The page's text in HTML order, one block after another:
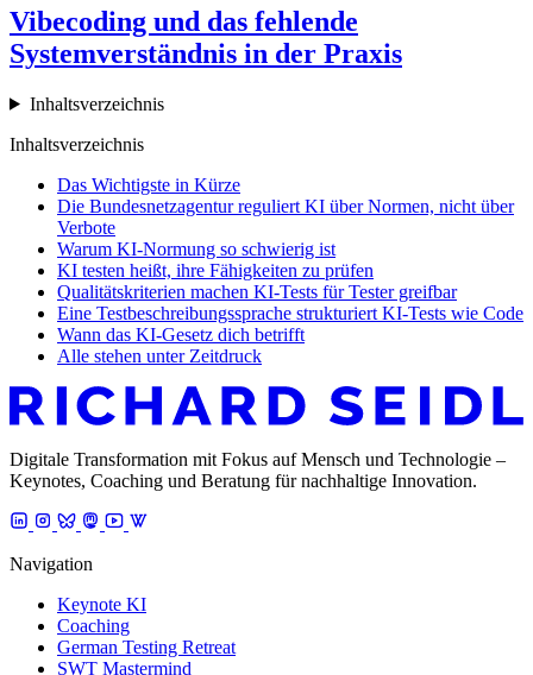
Vibecoding und das fehlende
Systemverständnis in der Praxis
Inhaltsverzeichnis
Inhaltsverzeichnis
Das Wichtigste in Kürze
Die Bundesnetzagentur reguliert KI über Normen, nicht über
Verbote
Warum KI-Normung so schwierig ist
KI testen heißt, ihre Fähigkeiten zu prüfen
Qualitätskriterien machen KI-Tests für Tester greifbar
Eine Testbeschreibungssprache strukturiert KI-Tests wie Code
Wann das KI-Gesetz dich betrifft
Alle stehen unter Zeitdruck
Digitale Transformation mit Fokus auf Mensch und Technologie –
Keynotes, Coaching und Beratung für nachhaltige Innovation.
Navigation
Keynote KI
Coaching
German Testing Retreat
SWT Mastermind